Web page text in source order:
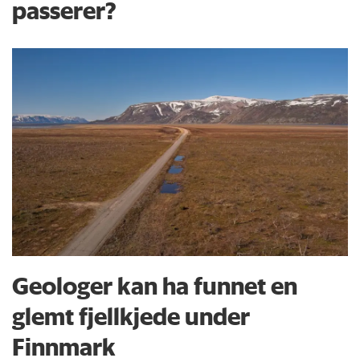
passerer?
Geologer kan ha funnet en
glemt fjellkjede under
Finnmark